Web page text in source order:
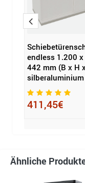
endless 1.200
442 mm (B x H
silberaluminium
411,45€
Ähnliche